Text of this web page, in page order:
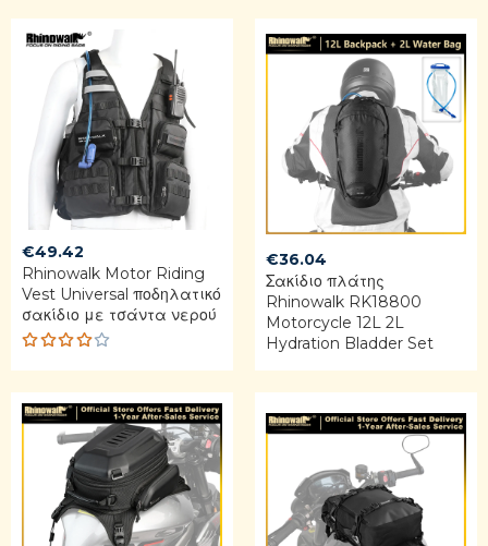
€49.42
Rhinowalk Motor Riding
Vest Universal ποδηλατικό
σακίδιο με τσάντα νερού
Rated
4.00
out of
5
€36.04
Σακίδιο πλάτης
Rhinowalk RK18800
Motorcycle 12L 2L
Hydration Bladder Set